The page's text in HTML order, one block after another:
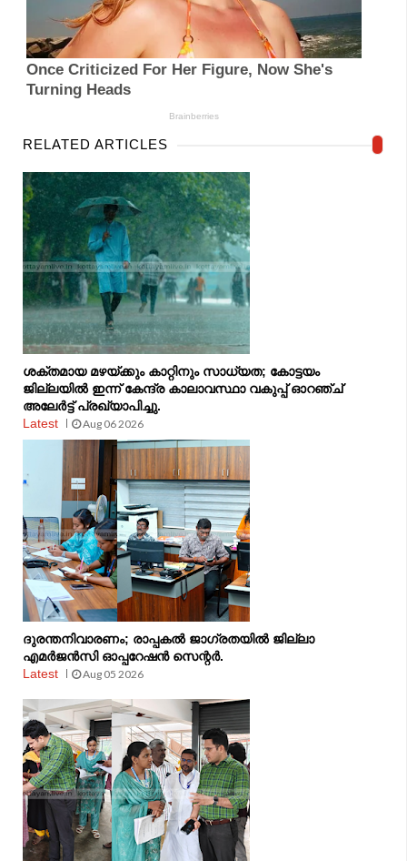
RELATED ARTICLES
ശക്തമായ മഴയ്ക്കും കാറ്റിനും സാധ്യത; കോട്ടയം
ജില്ലയിൽ ഇന്ന് കേന്ദ്ര കാലാവസ്ഥാ വകുപ്പ് ഓറഞ്ച്
അലേർട്ട് പ്രഖ്യാപിച്ചു.
Latest
Aug 06 2026
ദുരന്തനിവാരണം; രാപ്പകല്‍ ജാഗ്രതയില്‍ ജില്ലാ
എമര്‍ജന്‍സി ഓപ്പറേഷന്‍ സെന്റര്‍.
Latest
Aug 05 2026